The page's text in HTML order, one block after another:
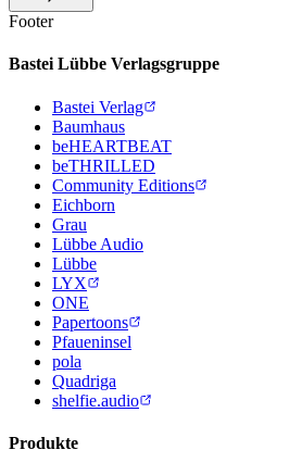
Footer
Bastei Lübbe Verlagsgruppe
Bastei Verlag
Baumhaus
beHEARTBEAT
beTHRILLED
Community Editions
Eichborn
Grau
Lübbe Audio
Lübbe
LYX
ONE
Papertoons
Pfaueninsel
pola
Quadriga
shelfie.audio
Produkte